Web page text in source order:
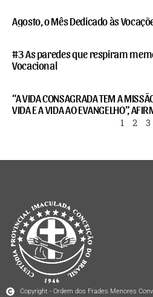
Agosto, o Mês Dedicado às
#3 As paredes que respiram
Vocacional
“A VIDA CONSAGRADA TEM A
VIDA E A VIDA AO EVANGELHO”,
1 2 3
Copyright - Ordem dos Frades Menores